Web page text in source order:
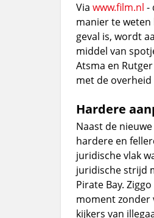
Via www.film.nl -
manier te
geval is, wordt
middel van
Atsma en
met de
Hardere
Naast de
hardere en
juridische vlak
juridische strijd
Pirate Bay.
moment zonder
kijkers van